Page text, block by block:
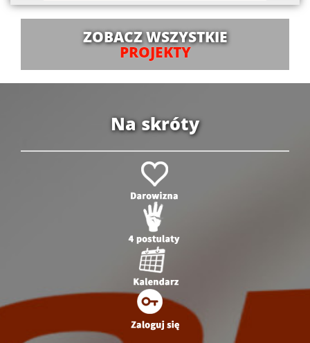
ZOBACZ WSZYSTKIE
PROJEKTY
Na skróty